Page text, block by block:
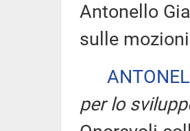
Antonello
sulle
per lo